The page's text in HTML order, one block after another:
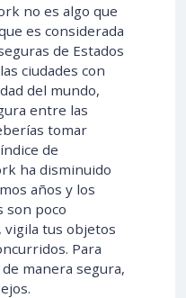
no es algo que
es considerada
de Estados
ciudades con
del mundo,
entre las
tomar
de
ha disminuido
años y los
son poco
vigila tus objetos
Para
manera segura,